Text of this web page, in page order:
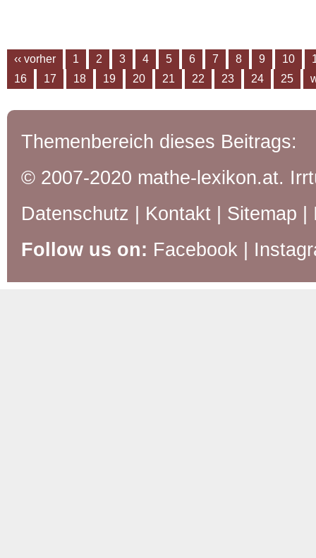
‹‹ vorher 1 2 3 4 5 6 7 8 9 10
16
17 18 19 20 21 22 23 24 25
Themenbereich dieses Beitrags:
© 2007-2020 mathe-lexikon.at.
Datenschutz
Kontakt Sitemap
Follow us on: Facebook